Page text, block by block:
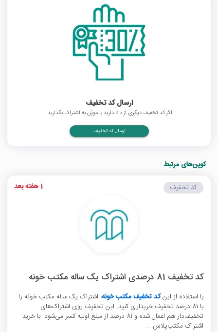
ارسال کد تخفیف
اگر کد تخفیف دیگری از دانا دارید با موپُن به اشتراک بگذارید.
ارسال کد تخفیف
کوپن‌های مرتبط
کد تخفیف 81 درصدی اشتراک یک ساله مکتب خونه
با استفاده از اینکد تخفیف مکتب خونه، اشتراک یک ساله مکتب خونه را
با 81 درصد تخفیف خریداری کنید. این تخفیف روی اشتراک‌های
تخفیف‌دار هم اعمال شده و 81 درصد از مبلغ اولیه کسر می‌شود. با خرید
اشتراک مکتب‌پلاس ...
کد تخفیف 1 هفته بعد